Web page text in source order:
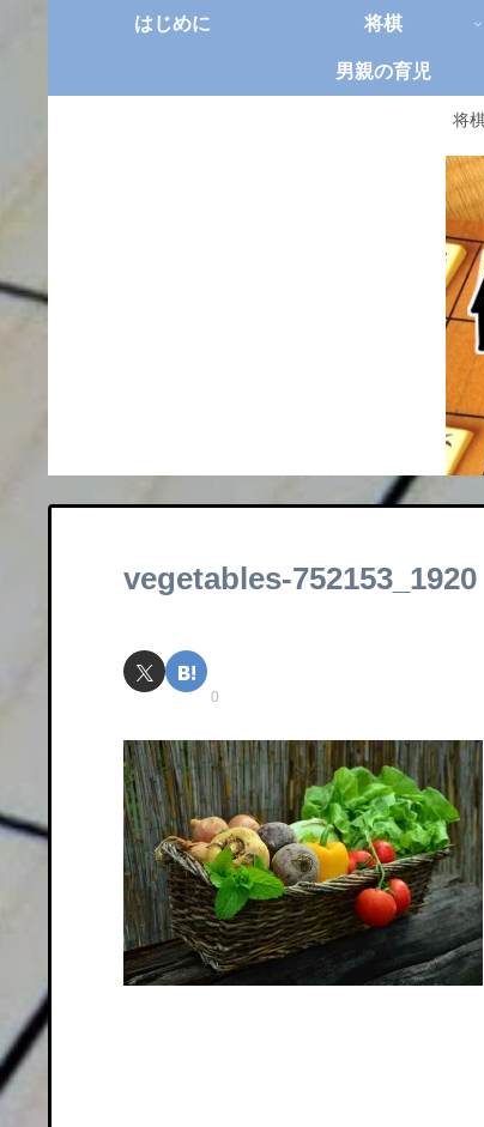
将
はじめに 将棋
男親の育児
vegetables-752153_1920
0